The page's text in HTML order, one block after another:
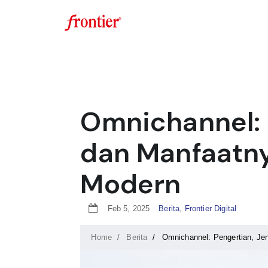
Education
Equipping marketers and
sales professionals with
effective strategies.
dan
Modern
Feb 5, 2025 Berita, Frontier Digital
Home Berita Omnichannel: Pengertian,